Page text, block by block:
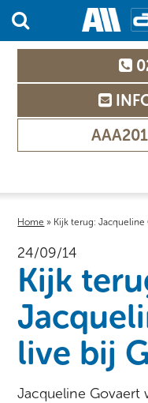
Home » Kijk terug: Jacqueline
24/09/14
Kijk
live bij
Jacqueline Govaert